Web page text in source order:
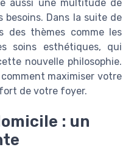
aussi une multitude de
besoins. Dans la suite de
des thèmes comme les
soins esthétiques, qui
nouvelle philosophie.
maximiser votre
de votre foyer.
: un